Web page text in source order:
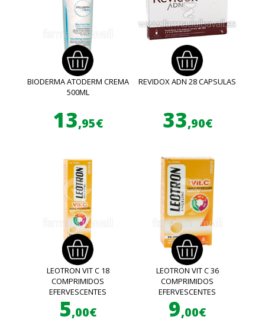
BIODERMA ATODERM CREMA
500ML
13,95€
REVIDOX ADN 28 CAPSULAS
33,90€
LEOTRON VIT C 18
COMPRIMIDOS
EFERVESCENTES
5,00€
LEOTRON VIT C 36
COMPRIMIDOS
EFERVESCENTES
9,00€